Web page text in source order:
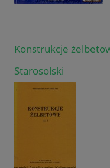
Konstrukcje
Starosolski